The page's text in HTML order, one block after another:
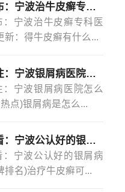
官方发布：宁波治牛皮癣专科医院-在线更新：得牛皮癣有什么忌口的吗？
：宁波治牛皮癣专科医
新：得牛皮癣有什么...
今日关注：宁波银屑病医院怎么样？(2月热点)银屑病是怎么染上的？
：宁波银屑病医院怎么
点)银屑病是怎么...
今日速看：宁波公认好的银屑病医院(口碑排名)治疗牛皮癣可以不吃药不打针吗？
：宁波公认好的银屑病
排名)治疗牛皮癣可...